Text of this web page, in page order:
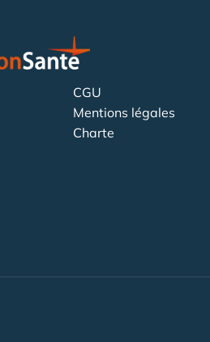
CGU
Mentions légales
Charte